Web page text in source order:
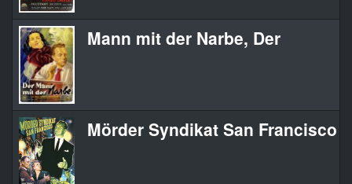
Mann mit der Narbe, Der
Mörder Syndikat San Francisco